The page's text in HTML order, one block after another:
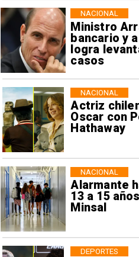
Ministro
bancario y
logra
casos
NACIONAL
Actriz
Oscar con
Hathaway
NACIONAL
Alarmante
13 a 15
Minsal
NACIONAL
DEPORTES